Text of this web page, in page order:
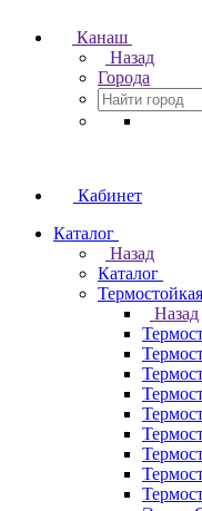
Канаш
Назад
Города
Кабинет
Каталог
Назад
Каталог
Назад